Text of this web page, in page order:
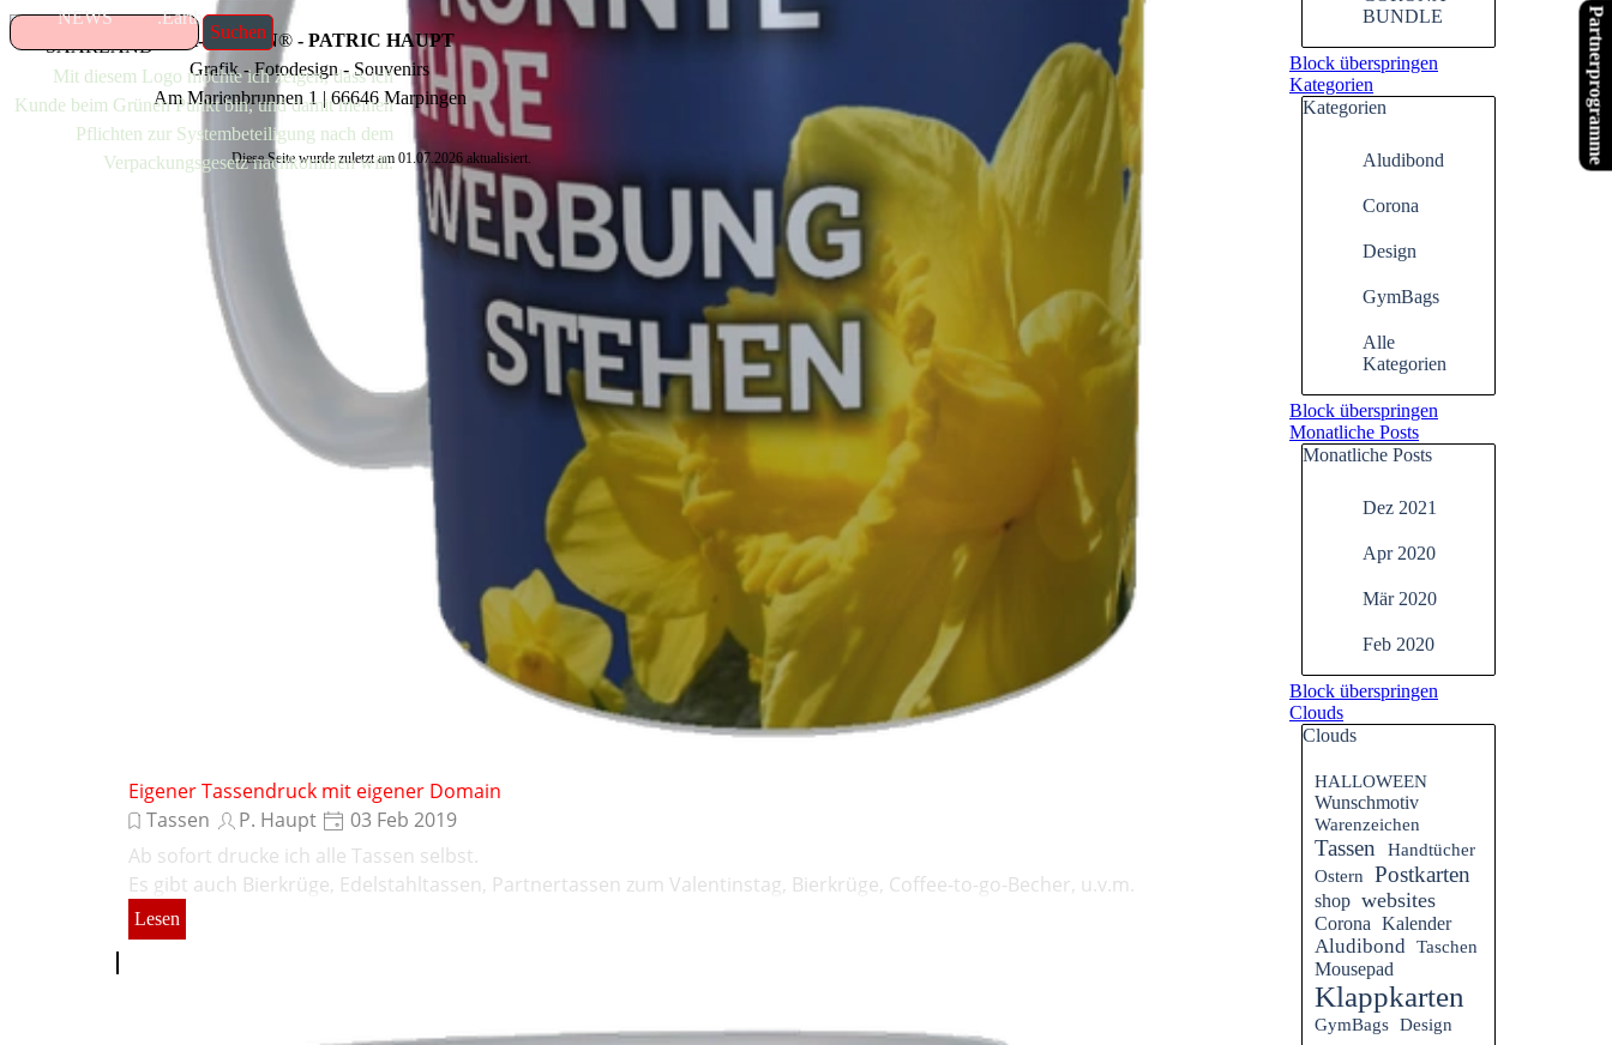
Partnerprogramme
Eigener Tassendruck mit eigener Domain
Tassen
P. Haupt
03 Feb 2019
Ab sofort drucke ich alle Tassen selbst.
Es gibt auch Bierkrüge, Edelstahltassen, Partnertassen zum Valentinstag, Bierkrüge, Coffee-to-go-Becher, u.v.m.
Lesen
BUNDLE
Block überspringen
Kategorien
Kategorien
Aludibond
Corona
Design
GymBags
Alle
Kategorien
Block überspringen
Monatliche Posts
Monatliche Posts
Dez 2021
Apr 2020
Mär 2020
Feb 2020
Block überspringen
Clouds
Clouds
HALLOWEEN
Wunschmotiv
Warenzeichen
Tassen
Handtücher
Ostern Postkarten
shop websites
Corona Kalender
Aludibond Taschen
Mousepad
Klappkarten
GymBags Design
NEWS
.Earth
Suchen
P-H-DESIGN®- PATRIC HAUPT
Grafik - Fotodesign - Souvenirs
Am Marienbrunnen 1 | 66646 Marpingen
Mit diesem Logo möchte ich zeigen, dass ich
Kunde beim Grünen Punkt bin, und damit meinen
Pflichten zur Systembeteiligung nach dem
Verpackungsgesetz nachkommen will.
Diese Seite wurde zuletzt am 01.07.2026 aktualisiert.